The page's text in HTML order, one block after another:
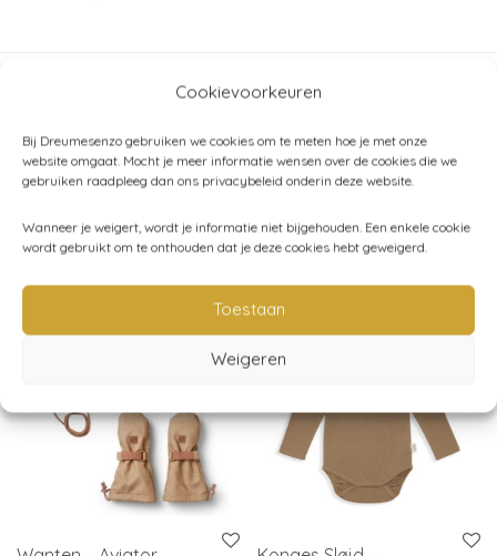
Cookievoorkeuren
Bij Dreumesenzo gebruiken we cookies om te meten hoe je met onze
website omgaat. Mocht je meer informatie wensen over de cookies die we
gebruiken raadpleeg dan ons privacybeleid onderin deze website.
Wanneer je weigert, wordt je informatie niet bijgehouden. Een enkele cookie
wordt gebruikt om te onthouden dat je deze cookies hebt geweigerd.
Toestaan
Weigeren
regenkleding ,Kleding,Kleding (44 - 116)